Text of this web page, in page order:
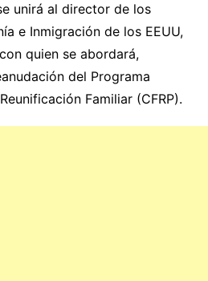
unirá al director de los
e Inmigración de los EEUU,
quien se abordará,
del Programa
Familiar (CFRP).